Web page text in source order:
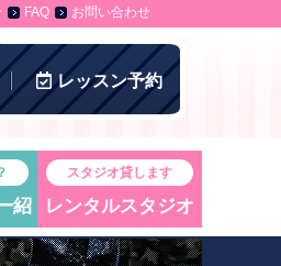
FAQ お問い合わせ
レッスン予約
紹
スタジオ貸します
レンタルスタジオ